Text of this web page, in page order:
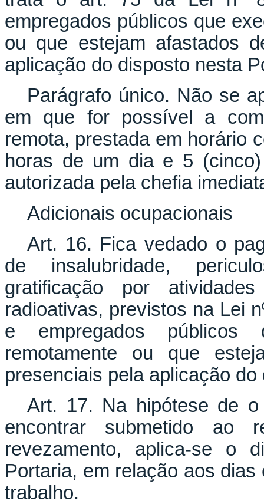
empregados públicos que
ou que estejam afastados
aplicação do disposto nesta
Parágrafo único. Não se
em que for possível a
remota, prestada em horário
horas de um dia e 5
autorizada pela chefia
Adicionais ocupacionais
Art. 16. Fica vedado o
de insalubridade,
gratificação por
radioativas, previstos na Lei
e empregados públicos
remotamente ou que
presenciais pela aplicação
Art. 17. Na hipótese de
encontrar submetido ao
revezamento, aplica-se o
Portaria, em relação aos
trabalho.